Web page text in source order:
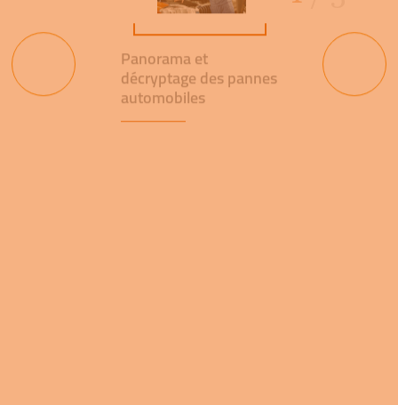
Panorama et
décryptage des pannes
automobiles